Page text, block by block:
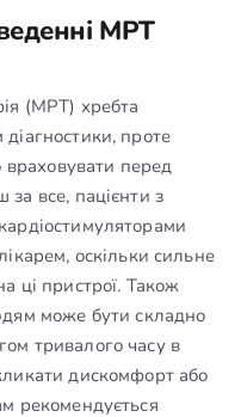
МРТ
(МРТ) хребта
проте
враховувати перед
все, пацієнти з
оскільки сильне
ці пристрої. Також
може бути складно
тривалого часу в
дискомфорт або
рекомендується